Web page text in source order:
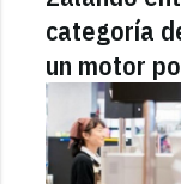
categoría
un motor